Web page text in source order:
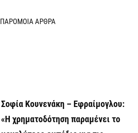
ΠΑΡΟΜΟΙΑ ΑΡΘΡΑ
Σοφία Κουνενάκη – Εφραίμογλου:
«Η χρηματοδότηση παραμένει το